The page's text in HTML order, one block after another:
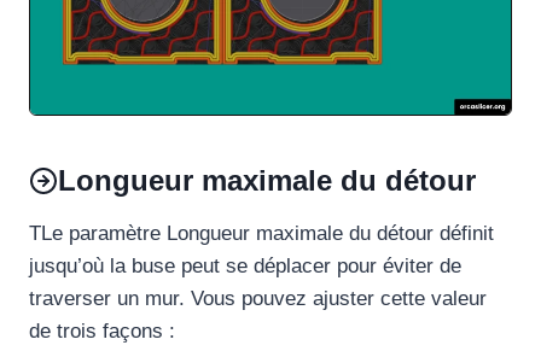
Longueur maximale du détour
TLe paramètre Longueur maximale du détour définit
jusqu’où la buse peut se déplacer pour éviter de
traverser un mur. Vous pouvez ajuster cette valeur
de trois façons :